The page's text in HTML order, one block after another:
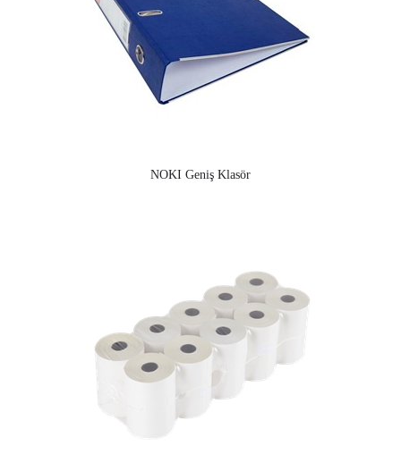
NOKI Geniş Klasör